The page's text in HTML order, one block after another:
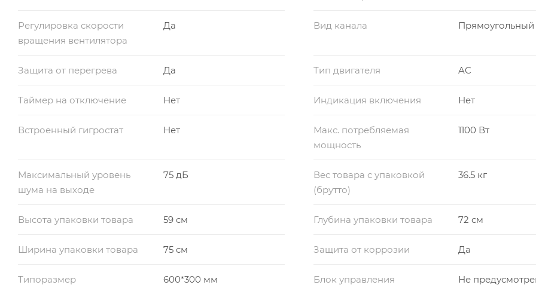
Регулировка скорости
вращения вентилятора
Да Вид канала Прямоугольный
Защита от перегрева Да Тип двигателя AC
Таймер на отключение Нет Индикация включения Нет
Встроенный гигростат Нет
Макс. потребляемая
мощность
1100 Вт
Максимальный уровень
шума на выходе
75 дБ
Вес товара с упаковкой
(брутто)
36.5 кг
Высота упаковки товара 59 см Глубина упаковки товара 72 см
Ширина упаковки товара 75 см Защита от коррозии Да
Типоразмер 600*300 мм Блок управления Не